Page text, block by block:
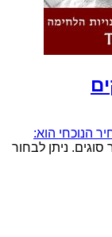
הנוכחי הוא:
ניתן לבחור